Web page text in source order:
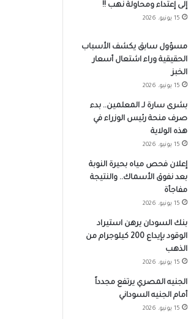
إلى إعتداء ومحاولة نهب !!
15 يونيو، 2026
مسؤول سابق يكشف الأسباب
الحقيقية وراء اشتعال أسعار
الخبز
15 يونيو، 2026
بشرى سارة لـ المعلمين.. بدء
صرف منحة رئيس الوزراء في
هذه الولاية
15 يونيو، 2026
إعلان فحص مياه بحيرة النوبة
بعد نفوق الأسماك.. والنتيجة
مفاجأة
15 يونيو، 2026
بنك السودان يرهن استيراد
الوقود بإيداع 200 كيلوجرام من
الذهب
15 يونيو، 2026
الجنيه المصري يرتفع مجدداً
أمام الجنيه السوداني
15 يونيو، 2026